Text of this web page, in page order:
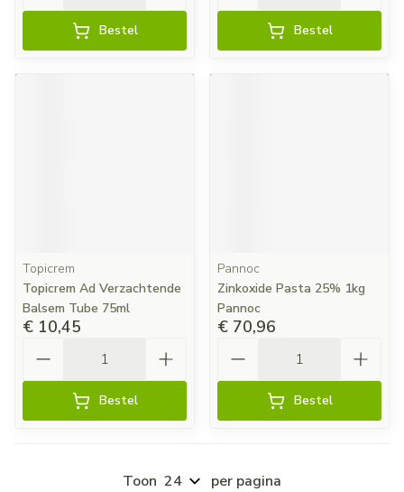
Bestel Bestel
Topicrem
Topicrem Ad Verzachtende
Balsem Tube 75ml
€ 10,45
Bestel
Pannoc
Zinkoxide Pasta 25% 1kg
Pannoc
€ 70,96
Bestel
Toon per pagina